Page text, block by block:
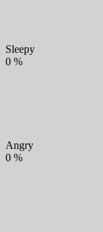
Sleepy
0 %
Angry
0 %